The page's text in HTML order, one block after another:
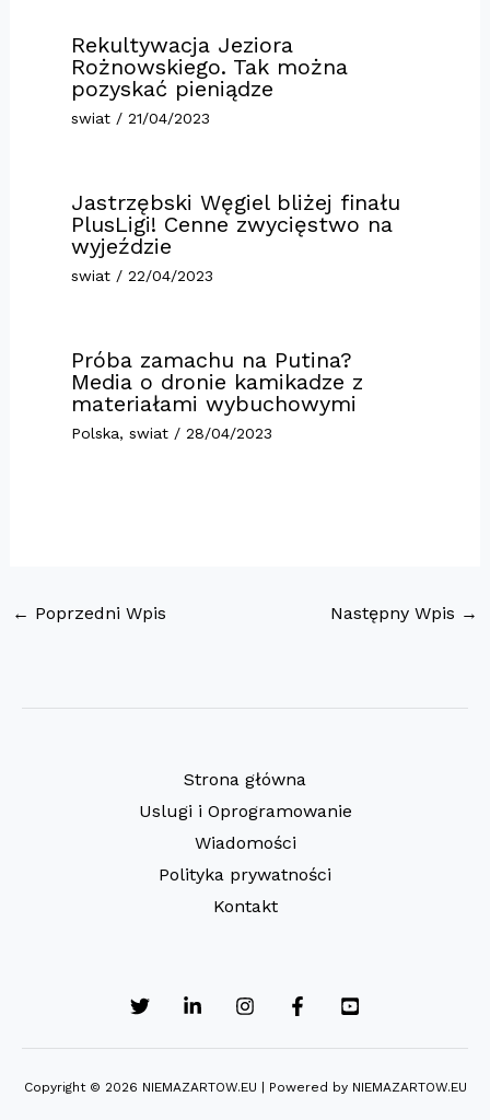
Rekultywacja Jeziora
Rożnowskiego. Tak można
pozyskać pieniądze
swiat/ 21/04/2023
Jastrzębski Węgiel bliżej finału
PlusLigi! Cenne zwycięstwo na
wyjeździe
swiat/ 22/04/2023
Próba zamachu na Putina?
Media o dronie kamikadze z
materiałami wybuchowymi
Polska, swiat/ 28/04/2023
← Poprzedni Wpis Następny Wpis →
Strona główna
Uslugi i Oprogramowanie
Wiadomości
Polityka prywatności
Kontakt
Copyright © 2026 NIEMAZARTOW.EU | Powered by NIEMAZARTOW.EU